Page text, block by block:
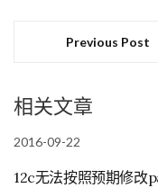
Previous Post
相关文章
2016-09-22
12c无法按照预期修